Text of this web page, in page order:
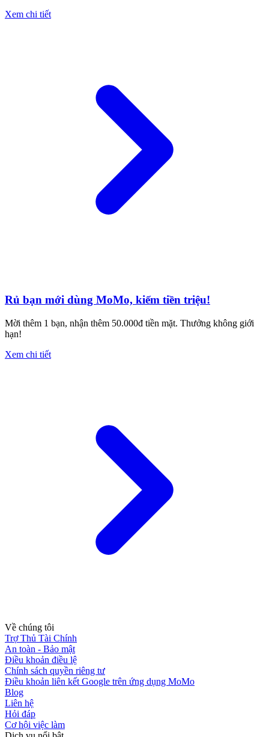
Xem chi tiết
Rủ bạn mới dùng MoMo, kiếm tiền triệu!
Mời thêm 1 bạn, nhận thêm 50.000đ tiền mặt. Thưởng không giới
hạn!
Xem chi tiết
Về chúng tôi
Trợ Thủ Tài Chính
An toàn - Bảo mật
Điều khoản điều lệ
Chính sách quyền riêng tư
Điều khoản liên kết Google trên ứng dụng MoMo
Blog
Liên hệ
Hỏi đáp
Cơ hội việc làm